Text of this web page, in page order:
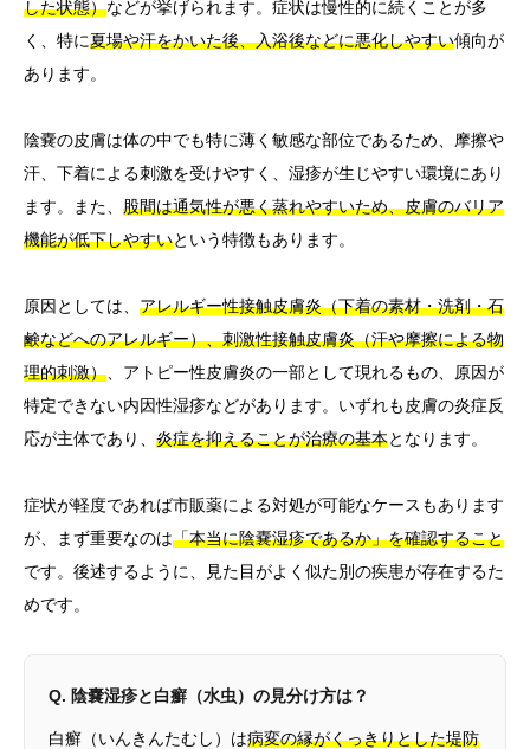
した状態）などが挙げられます。症状は慢性的に続くことが多
く、特に夏場や汗をかいた後、入浴後などに悪化しやすい傾向が
あります。
陰嚢の皮膚は体の中でも特に薄く敏感な部位であるため、摩擦や
汗、下着による刺激を受けやすく、湿疹が生じやすい環境にあり
ます。また、 股間は通気性が悪く蒸れやすいため、皮膚のバリア
機能が低下しやすいという特徴もあります。
原因としては、 アレルギー性接触皮膚炎（下着の素材・洗剤・石
鹸などへのアレルギー）、刺激性接触皮膚炎（汗や摩擦による物
理的刺激） 、アトピー性皮膚炎の一部として現れるもの、原因が
特定できない内因性湿疹などがあります。いずれも皮膚の炎症反
応が主体であり、 炎症を抑えることが治療の基本となります。
症状が軽度であれば市販薬による対処が可能なケースもあります
が、まず重要なのは「本当に陰嚢湿疹であるか」を確認すること
です。後述するように、見た目がよく似た別の疾患が存在するた
めです。
Q. 陰嚢湿疹と白癬（水虫）の見分け方は？
白癬（いんきんたむし）は病変の縁がくっきりとした堤防